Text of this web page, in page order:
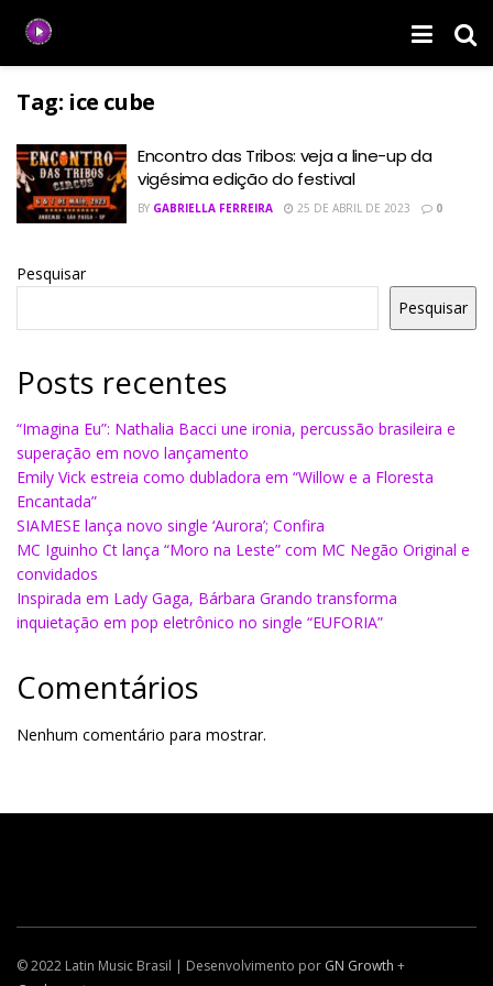
Tag: ice cube
Encontro das Tribos: veja a line-up da
vigésima edição do festival
BY GABRIELLA FERREIRA 25 DE ABRIL DE 2023 0
Pesquisar
Pesquisar
Posts recentes
“Imagina Eu”: Nathalia Bacci une ironia, percussão brasileira e
superação em novo lançamento
Emily Vick estreia como dubladora em “Willow e a Floresta
Encantada”
SIAMESE lança novo single ‘Aurora’; Confira
MC Iguinho Ct lança “Moro na Leste” com MC Negão Original e
convidados
Inspirada em Lady Gaga, Bárbara Grando transforma
inquietação em pop eletrônico no single “EUFORIA”
Comentários
Nenhum comentário para mostrar.
© 2022 Latin Music Brasil | Desenvolvimento por GN Growth +